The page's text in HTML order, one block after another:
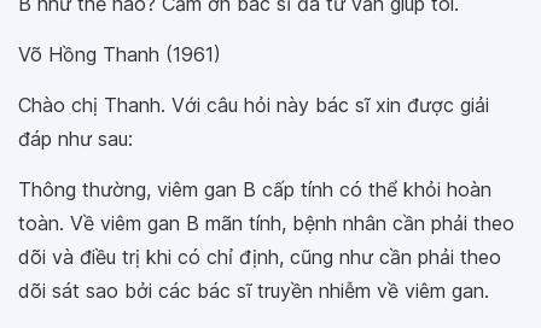
Võ Hồng Thanh (1961)
Chào chị Thanh. Với câu hỏi này bác sĩ xin được giải
đáp như sau:
Thông thường, viêm gan B cấp tính có thể khỏi hoàn
toàn. Về viêm gan B mãn tính, bệnh nhân cần phải theo
dõi và điều trị khi có chỉ định, cũng như cần phải theo
dõi sát sao bởi các bác sĩ truyền nhiễm về viêm gan.